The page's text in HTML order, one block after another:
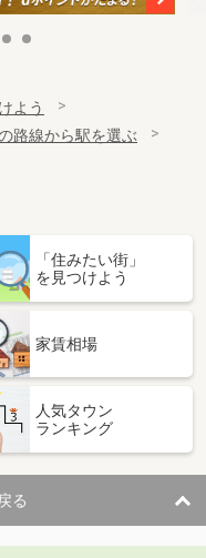
よう
路線から駅を選ぶ
「住みたい街」
を見つけよう
家賃相場
人気タウン
ランキング
る